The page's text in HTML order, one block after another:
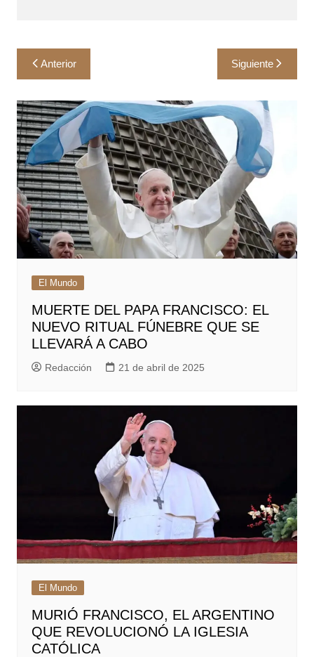
Navegación
de
entradas
Anterior Siguiente
El Mundo
MUERTE DEL PAPA FRANCISCO: EL
NUEVO RITUAL FÚNEBRE QUE SE
LLEVARÁ A CABO
Redacción 21 de abril de 2025
El Mundo
MURIÓ FRANCISCO, EL ARGENTINO
QUE REVOLUCIONÓ LA IGLESIA
CATÓLICA